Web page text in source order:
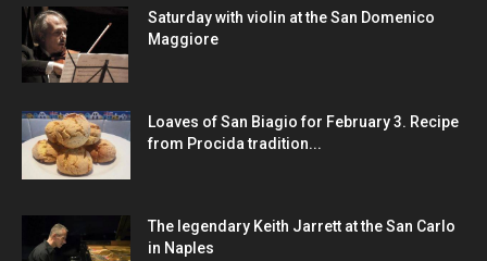
Saturday with violin at the San Domenico
Maggiore
Loaves of San Biagio for February 3. Recipe
from Procida tradition...
The legendary Keith Jarrett at the San Carlo
in Naples